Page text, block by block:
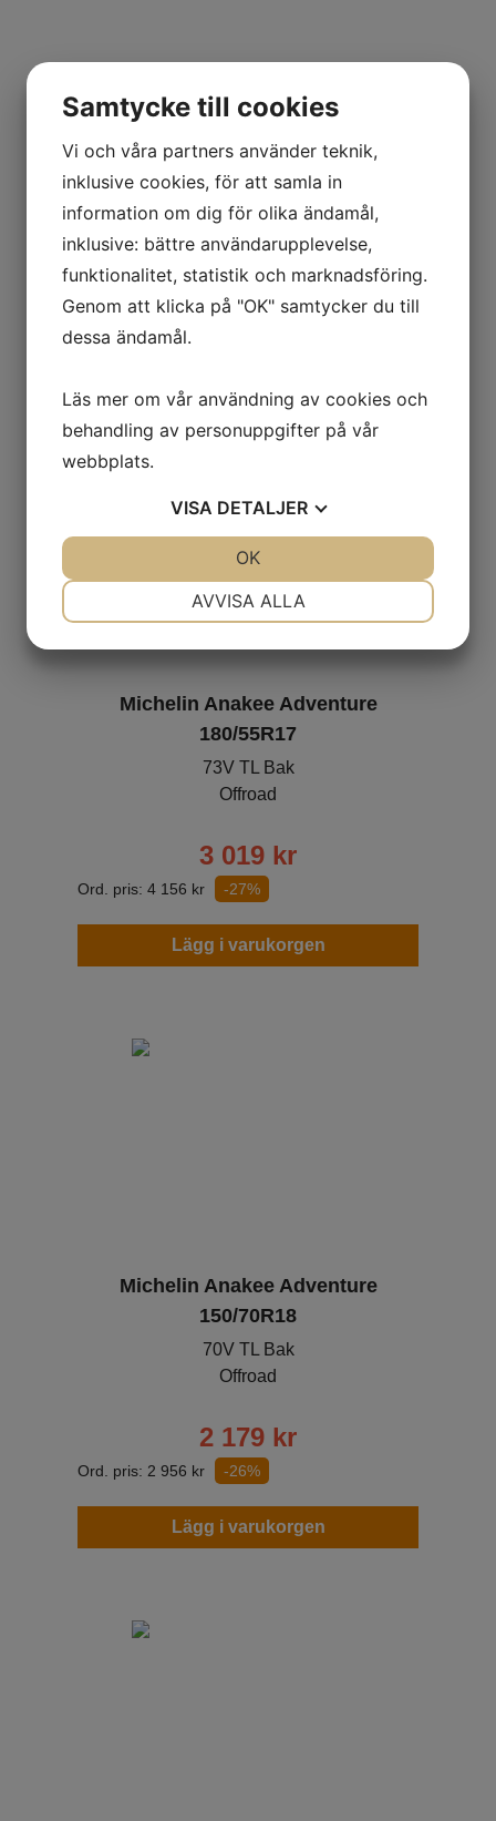
Michelin Anakee Adventure
170/60R17
72V TL Bak
Offroad
2 309kr
Ord. pris:3 146kr -27%
Michelin Anakee Adventure
180/55R17
73V TL Bak
Offroad
3 019 kr
Ord. pris: 4 156 kr -27%
Lägg i varukorgen
Michelin Anakee Adventure
150/70R18
70V TL Bak
Offroad
2 179 kr
Ord. pris: 2 956 kr -26%
Lägg i varukorgen
Samtycke till cookies
Vi och våra partners använder teknik,
inklusive cookies, för att samla in
information om dig för olika ändamål,
inklusive: bättre användarupplevelse,
funktionalitet, statistik och marknadsföring.
Genom att klicka på "OK" samtycker du till
dessa ändamål.
Läs mer om vår användning av cookies och
behandling av personuppgifter på vår
webbplats.
VISA DETALJER
AVVISA ALLA
OK